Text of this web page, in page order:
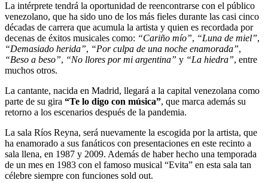
La intérprete tendrá la oportunidad de reencontrarse con el público
venezolano, que ha sido uno de los más fieles durante las casi cinco
décadas de carrera que acumula la artista y quien es recordada por
decenas de éxitos musicales como: “Cariño mío”, “Luna de miel”,
“Demasiado herida”, “Por culpa de una noche enamorada”,
“Beso a beso”, “No llores por mi argentina” y “La hiedra”, entre
muchos otros.
La cantante, nacida en Madrid, llegará a la capital venezolana como
parte de su gira “Te lo digo con música”, que marca además su
retorno a los escenarios después de la pandemia.
La sala Ríos Reyna, será nuevamente la escogida por la artista, que
ha enamorado a sus fanáticos con presentaciones en este recinto a
sala llena, en 1987 y 2009. Además de haber hecho una temporada
de un mes en 1983 con el famoso musical “Evita” en esta sala tan
célebre siempre con funciones sold out.